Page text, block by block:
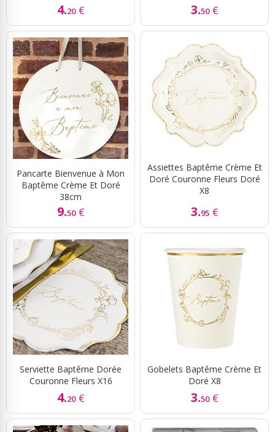
4.20 € 3.50 €
Pancarte Bienvenue à Mon
Baptême Crème Et Doré
38cm
9.50 €
Assiettes Baptême Crème Et
Doré Couronne Fleurs Doré
X8
3.95 €
Serviette Baptême Dorée
Couronne Fleurs X16
4.20 €
Gobelets Baptême Crème Et
Doré X8
3.50 €